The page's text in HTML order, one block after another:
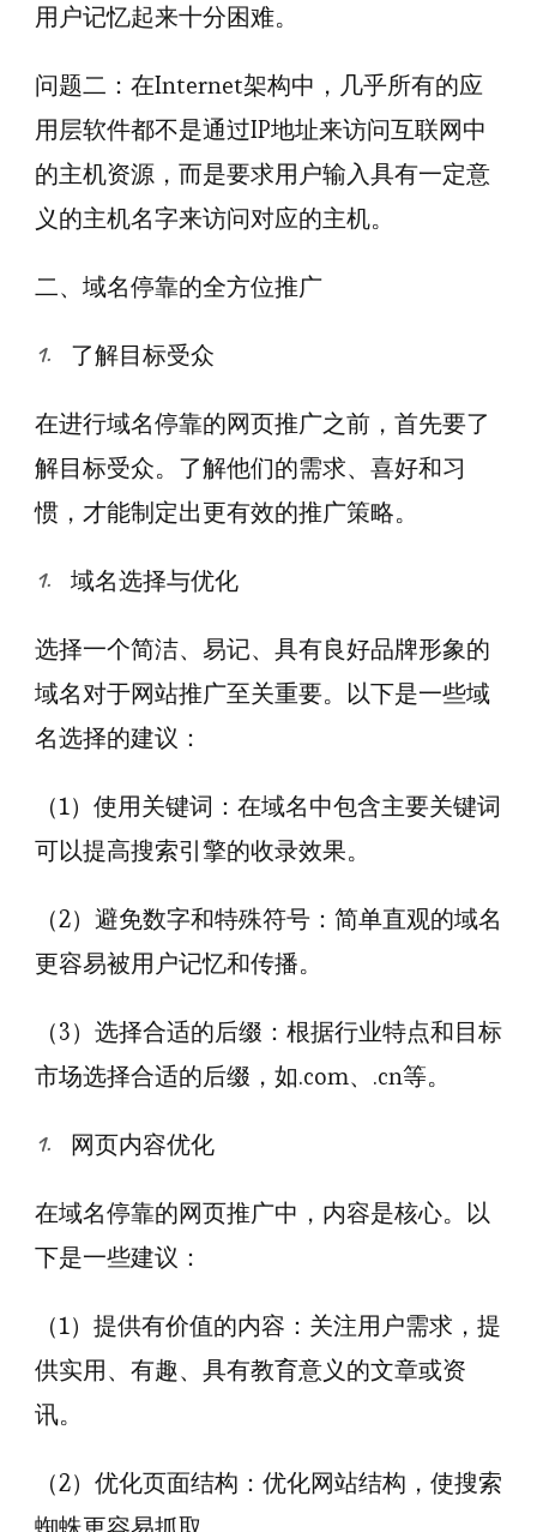
用户记忆起来十分困难。
问题二：在Internet架构中，几乎所有的应
用层软件都不是通过IP地址来访问互联网中
的主机资源，而是要求用户输入具有一定意
义的主机名字来访问对应的主机。
二、域名停靠的全方位推广
了解目标受众
在进行域名停靠的网页推广之前，首先要了
解目标受众。了解他们的需求、喜好和习
惯，才能制定出更有效的推广策略。
域名选择与优化
选择一个简洁、易记、具有良好品牌形象的
域名对于网站推广至关重要。以下是一些域
名选择的建议：
（1）使用关键词：在域名中包含主要关键词
可以提高搜索引擎的收录效果。
（2）避免数字和特殊符号：简单直观的域名
更容易被用户记忆和传播。
（3）选择合适的后缀：根据行业特点和目标
市场选择合适的后缀，如.com、.cn等。
网页内容优化
在域名停靠的网页推广中，内容是核心。以
下是一些建议：
（1）提供有价值的内容：关注用户需求，提
供实用、有趣、具有教育意义的文章或资
讯。
（2）优化页面结构：优化网站结构，使搜索